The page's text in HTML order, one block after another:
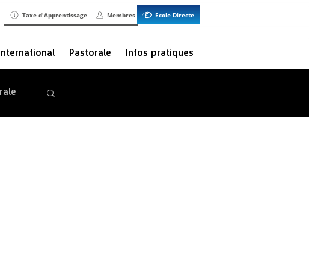
Taxe d'Apprentissage Membres Ecole Directe
International Pastorale Infos pratiques